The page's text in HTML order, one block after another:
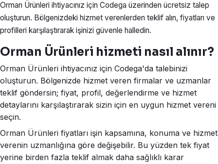
Orman Ürünleri ihtiyacınız için Codega üzerinden ücretsiz talep
oluşturun. Bölgenizdeki hizmet verenlerden teklif alın, fiyatları ve
profilleri karşılaştırarak işinizi güvenle halledin.
Orman Ürünleri hizmeti nasıl alınır?
Orman Ürünleri ihtiyacınız için Codega'da talebinizi
oluşturun. Bölgenizde hizmet veren firmalar ve uzmanlar
teklif göndersin; fiyat, profil, değerlendirme ve hizmet
detaylarını karşılaştırarak sizin için en uygun hizmet vereni
seçin.
Orman Ürünleri fiyatları işin kapsamına, konuma ve hizmet
verenin uzmanlığına göre değişebilir. Bu yüzden tek fiyat
yerine birden fazla teklif almak daha sağlıklı karar